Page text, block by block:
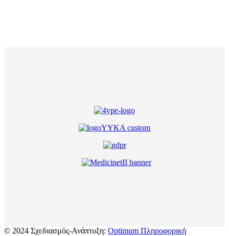
© 2024 Σχεδιασμός-Ανάπτυξη: Optimum Πληροφορική